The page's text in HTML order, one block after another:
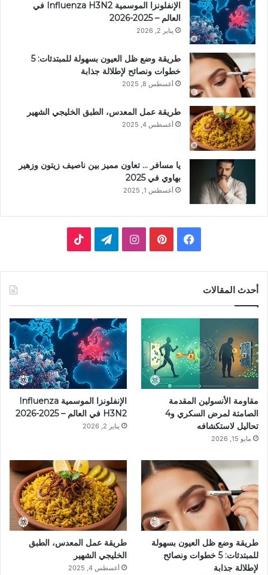
الإنفلونزا الموسمية Influenza H3N2 في
العالم – 2025-2026
يناير 2, 2026
طريقة وضع ظل العيون بسهولة للمبتدئات: 5
خطوات ونصائح لإطلالة جذابة
أغسطس 8, 2025
طريقة عمل المعدس، الطبق الخليجي الشهير
أغسطس 4, 2025
يا مسافر … تعاون مميز بين ناصيف زيتون وزهير
بهاوي في 2025
أغسطس 1, 2025
و
ك
ي
ر
ي
ق
ر
م
ر
ا
T
k
أحدث المقالات
مقاومة الأنسولين المقدمة
الصامتة لمرض السكري و4
تحاليل لاستكشافه
مايو 15, 2026
الإنفلونزا الموسمية Influenza
H3N2 في العالم – 2025-2026
يناير 2, 2026
طريقة وضع ظل العيون بسهولة
للمبتدئات: 5 خطوات ونصائح
لإطلالة جذابة
طريقة عمل المعدس، الطبق
الخليجي الشهير
أغسطس 4, 2025